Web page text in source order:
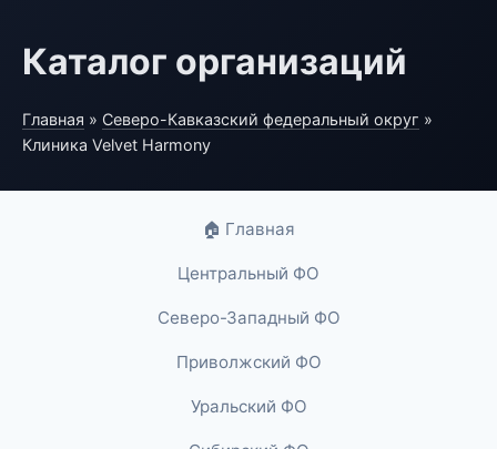
Каталог организаций
Главная » Северо-Кавказский федеральный округ »
Клиника Velvet Harmony
🏠 Главная
Центральный ФО
Северо-Западный ФО
Приволжский ФО
Уральский ФО